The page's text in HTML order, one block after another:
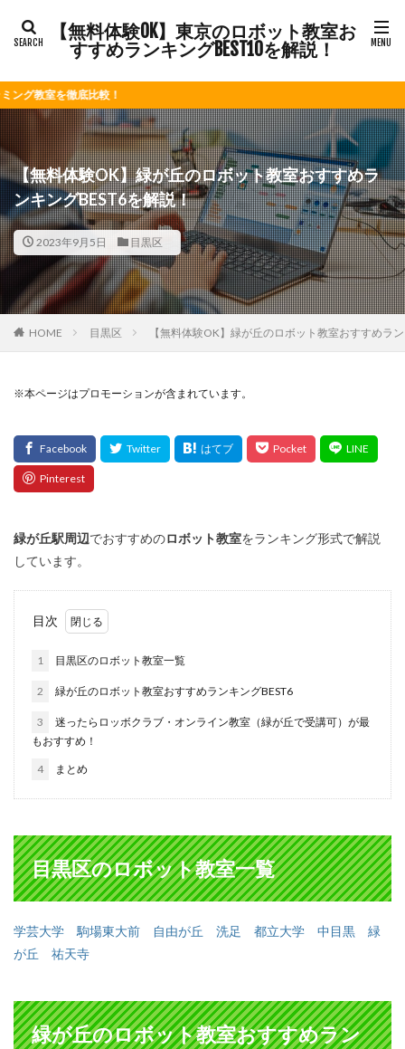
【無料体験OK】東京のロボット教室お
すすめランキングBEST10を解説！
！
【無料体験OK】緑が丘のロボット教室おすすめラ
ンキングBEST6を解説！
2023年9月5日 目黒区
HOME 目黒区 【無料体験OK】緑が丘のロボット教室おすすめラ
※本ページはプロモーションが含まれています。
緑が丘駅周辺でおすすめのロボット教室をランキング形式で解説
しています。
目次
1 目黒区のロボット教室一覧
2 緑が丘のロボット教室おすすめランキングBEST6
3
迷ったらロッボクラブ・オンライン教室（緑が丘で受講可）が最
もおすすめ！
4 まとめ
目黒区のロボット教室一覧
学芸大学 駒場東大前 自由が丘 洗足 都立大学 中目黒
緑
が丘
祐天寺
緑が丘のロボット教室おすすめラン